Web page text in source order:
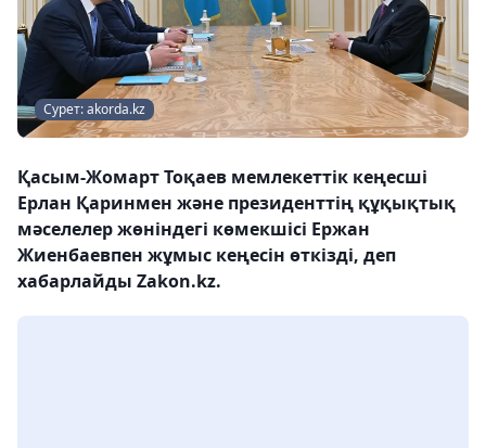
Сурет: akorda.kz
Қасым-Жомарт Тоқаев мемлекеттік кеңесші
Ерлан Қаринмен және президенттің құқықтық
мәселелер жөніндегі көмекшісі Ержан
Жиенбаевпен жұмыс кеңесін өткізді, деп
хабарлайды Zakon.kz.